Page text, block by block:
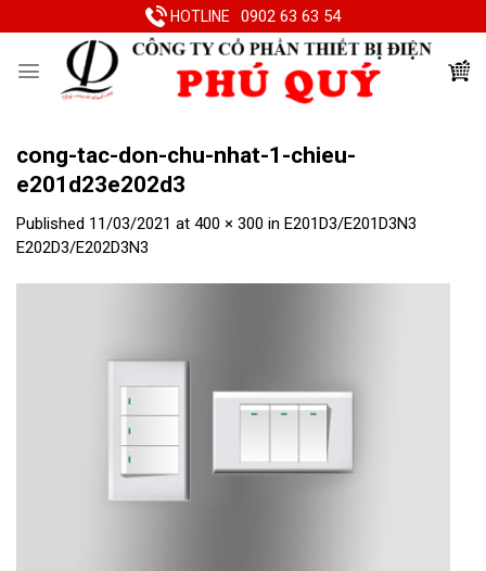
to
HOTLINE 0902 63 63 54
cong-tac-don-chu-nhat-1-chieu-
e201d23e202d3
Published 11/03/2021 at 400 × 300 in E201D3/E201D3N3
E202D3/E202D3N3